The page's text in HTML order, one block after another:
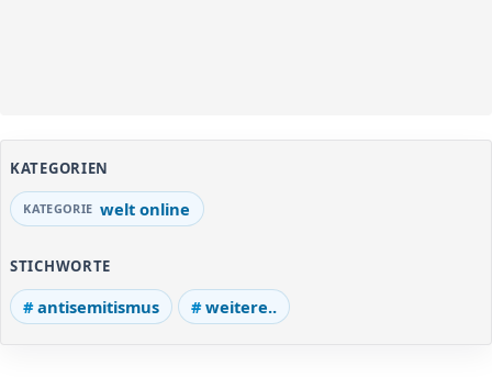
KATEGORIEN
welt online
STICHWORTE
antisemitismus weitere..